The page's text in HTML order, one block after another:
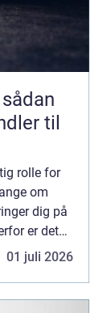
til
rolle for
om
dig på
er det
01 juli 2026